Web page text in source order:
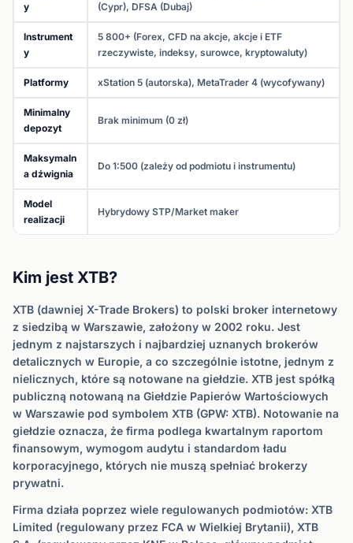
y
(Cypr), DFSA (Dubaj)
Instrument
y
5 800+ (Forex, CFD na akcje, akcje i ETF
rzeczywiste, indeksy, surowce, kryptowaluty)
Platformy xStation 5 (autorska), MetaTrader 4 (wycofywany)
Minimalny
depozyt
Brak minimum (0 zł)
Maksymaln
a dźwignia
Do 1:500 (zależy od podmiotu i instrumentu)
Model
realizacji
Hybrydowy STP/Market maker
Kim jest XTB?
XTB (dawniej X-Trade Brokers) to polski broker internetowy
z siedzibą w Warszawie, założony w 2002 roku. Jest
jednym z najstarszych i najbardziej uznanych brokerów
detalicznych w Europie, a co szczególnie istotne, jednym z
nielicznych, które są notowane na giełdzie. XTB jest spółką
publiczną notowaną na Giełdzie Papierów Wartościowych
w Warszawie pod symbolem XTB (GPW: XTB). Notowanie na
giełdzie oznacza, że firma podlega kwartalnym raportom
finansowym, wymogom audytu i standardom ładu
korporacyjnego, których nie muszą spełniać brokerzy
prywatni.
Firma działa poprzez wiele regulowanych podmiotów: XTB
Limited (regulowany przez FCA w Wielkiej Brytanii), XTB